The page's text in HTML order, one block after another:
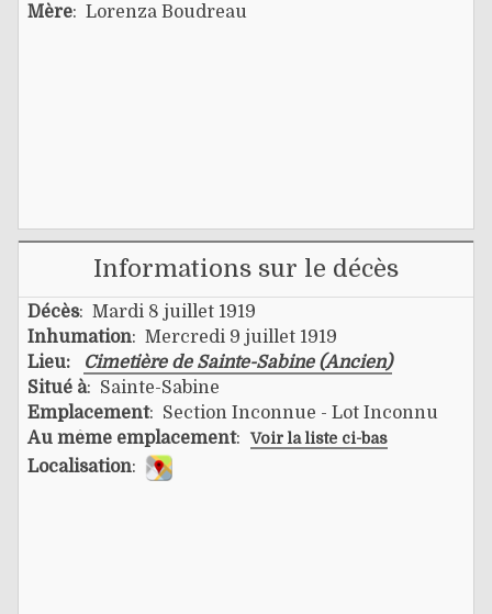
Mère: Lorenza Boudreau
Informations sur le décès
Décès: Mardi 8 juillet 1919
Inhumation: Mercredi 9 juillet 1919
Lieu:
Cimetière de Sainte-Sabine (Ancien)
Situé à: Sainte-Sabine
Emplacement: Section Inconnue - Lot Inconnu
Au même emplacement: Voir la liste ci-bas
Localisation: